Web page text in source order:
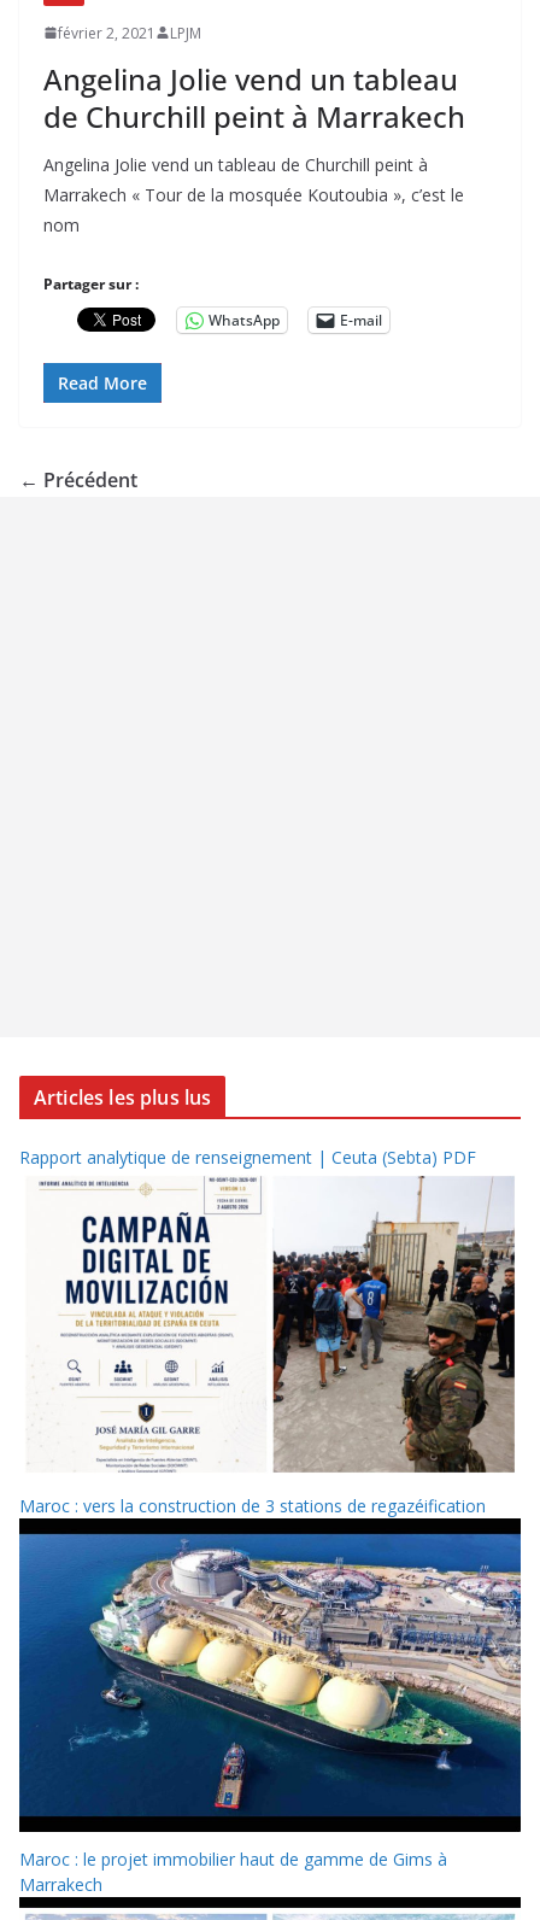
février 2, 2021 LPJM
Angelina Jolie vend un tableau
de Churchill peint à Marrakech
Angelina Jolie vend un tableau de Churchill peint à
Marrakech « Tour de la mosquée Koutoubia », c’est le
nom
Partager sur :
WhatsApp
E-mail
Read More
← Précédent
Articles les plus lus
Rapport analytique de renseignement | Ceuta (Sebta) PDF
Maroc : vers la construction de 3 stations de regazéification
Maroc : le projet immobilier haut de gamme de Gims à
Marrakech